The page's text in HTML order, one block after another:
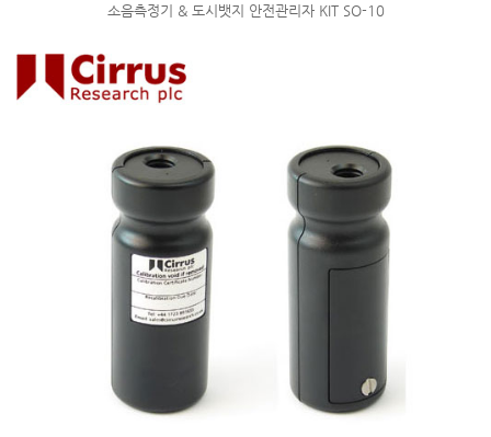
소음측정기 & 도시뱃지 안전관리자 KIT SO-10